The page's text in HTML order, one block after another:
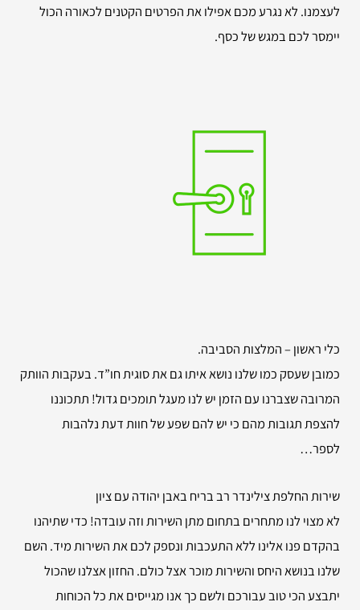
לעצמנו. לא נגרע מכם אפילו את הפרטים הקטנים לכאורה הכול
יימסר לכם במגש של כסף.
כלי ראשון – המלצות הסביבה.
כמובן שעסק כמו שלנו נושא איתו גם את סוגית חו”ד. בעקבות הוותק
המרובה שצברנו עם הזמן יש לנו מעגל תומכים גדול! תתכוננו
להצפת תגובות מהם כי יש להם שפע של חוות דעת נלהבות
לספר…
שירותהחלפת צילינדר רב בריח באבן יהודה עם ציון
לא מצוי לנו מתחרים בתחום מתן השירות וזה עובדה! כדי שתיהנו
בהקדם פנו אלינו ללא התעכבות ונספק לכם את השירות מיד. השם
שלנו בנושא היחס והשירות מוכר אצל כולם. החזון אצלנו שהכול
יתבצע הכי טוב עבורכם ולשם כך אנו מגייסים את כל הכוחות